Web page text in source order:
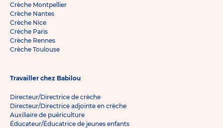
Crèche Montpellier
Crèche Nantes
Crèche Nice
Crèche Paris
Crèche Rennes
Crèche Toulouse
Travailler chez Babilou
Directeur/Directrice de crèche
Directeur/Directrice adjointe en crèche
Auxiliaire de puériculture
Éducateur/Éducatrice de jeunes enfants